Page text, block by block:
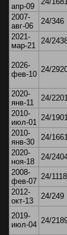
апр-09
2007-
авг-06
24/346
2021-
мар-21
24/
2026-
фев-10
24/
2020-
янв-11
24/
2010-
июл-01
24/
2010-
янв-30
24/
2020-
ноя-18
24/
2008-
фев-07
24/1118
2012-
окт-13
24/249
2019-
июл-04 24/